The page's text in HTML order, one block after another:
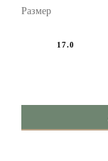
Размер
17.0